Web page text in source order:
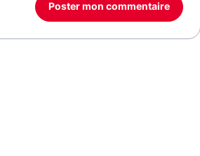
Poster mon commentaire